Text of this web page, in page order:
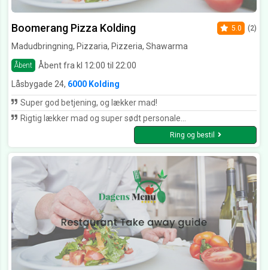
Boomerang Pizza Kolding
Madudbringning, Pizzaria, Pizzeria, Shawarma
Åbent Åbent fra kl 12:00 til 22:00
5.0 (2)
Låsbygade 24, 6000 Kolding
Super god betjening, og lækker mad!
Rigtig lækker mad og super sødt personale...
Ring og bestil